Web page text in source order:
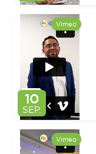
10
SEP.
Vimeo
Vimeo